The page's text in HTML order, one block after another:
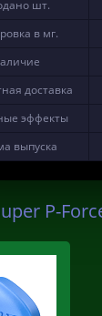
шт.
в мг.
доставка
эффекты
выпуска
P-